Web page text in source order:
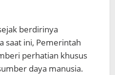
berdirinya
saat ini, Pemerintah
perhatian khusus
daya manusia.